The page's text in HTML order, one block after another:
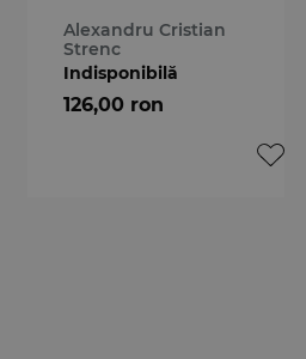
Alexandru Cristian
Strenc
Indisponibilă
126,00 ron